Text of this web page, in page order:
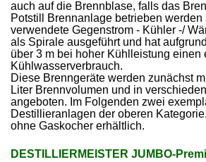
auch auf die Brennblase, falls das
Potstill Brennanlage betrieben werden
verwendete Gegenstrom - Kühler -/
als Spirale ausgeführt und hat
über 3 m bei hoher Kühlleistung einen
Kühlwasserverbrauch.
Diese Brenngeräte werden zunächst
Liter Brennvolumen und in
angeboten. Im Folgenden zwei
Destillieranlagen der oberen
ohne Gaskocher erhältlich.
DESTILLIERMEISTER JUMBO-